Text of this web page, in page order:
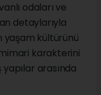
odaları ve
detaylarıyla
yaşam kültürünü
karakterini
arasında